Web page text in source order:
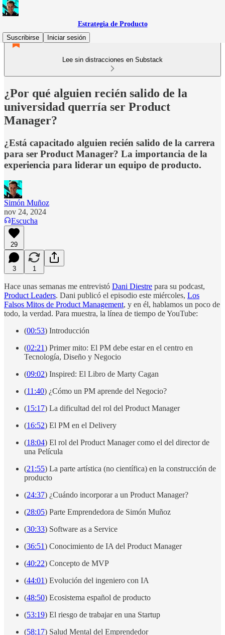
Estrategia de Producto
Suscribirse
Iniciar sesión
Lee sin distracciones en Substack
¿Por qué alguien recién salido de la
universidad querría ser Product
Manager?
¿Está capacitado alguien recién salido de la carrera
para ser Product Manager? La importancia de la
experiencia para liderar un equipo de producto.
Simón Muñoz
nov 24, 2024
Escucha
29
3 1
Hace unas semanas me entrevistó Dani Diestre para su podcast,
Product Leaders. Dani publicó el episodio este miércoles, Los
Falsos Mitos de Product Management, y en él, hablamos un poco de
todo, la verdad. Para muestra, la línea de tiempo de YouTube:
(00:53) Introducción
(02:21) Primer mito: El PM debe estar en el centro en
Tecnología, Diseño y Negocio
(09:02) Inspired: El Libro de Marty Cagan
(11:40) ¿Cómo un PM aprende del Negocio?
(15:17) La dificultad del rol del Product Manager
(16:52) El PM en el Delivery
(18:04) El rol del Product Manager como el del director de
una Película
(21:55) La parte artística (no científica) en la construcción de
producto
(24:37) ¿Cuándo incorporar a un Product Manager?
(28:05) Parte Emprendedora de Simón Muñoz
(30:33) Software as a Service
(36:51) Conocimiento de IA del Product Manager
(40:22) Concepto de MVP
(44:01) Evolución del ingeniero con IA
(48:50) Ecosistema español de producto
(53:19) El riesgo de trabajar en una Startup
(58:17) Salud Mental del Emprendedor